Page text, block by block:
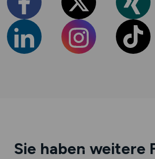
Sie haben weitere